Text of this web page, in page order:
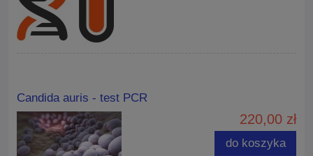
Candida auris - test PCR
220,00 zł
do koszyka